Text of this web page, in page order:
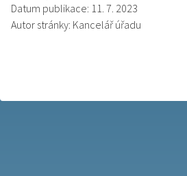
Datum publikace: 11. 7. 2023
Autor stránky: Kancelář úřadu